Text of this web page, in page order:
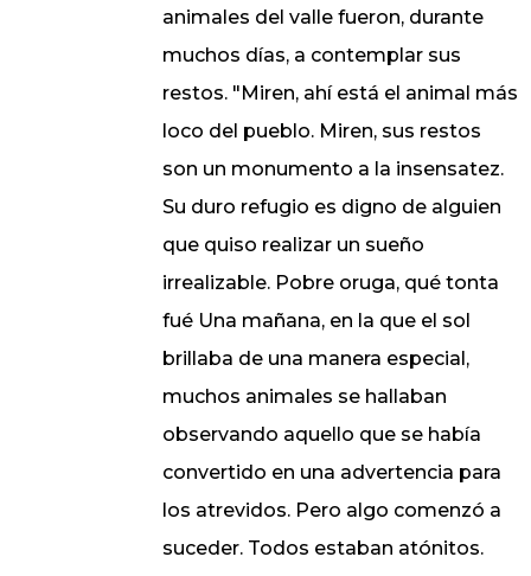
animales del valle fueron, durante
muchos días, a contemplar sus
restos. "Miren, ahí está el animal más
loco del pueblo. Miren, sus restos
son un monumento a la insensatez.
Su duro refugio es digno de alguien
que quiso realizar un sueño
irrealizable. Pobre oruga, qué tonta
fué Una mañana, en la que el sol
brillaba de una manera especial,
muchos animales se hallaban
observando aquello que se había
convertido en una advertencia para
los atrevidos. Pero algo comenzó a
suceder. Todos estaban atónitos.